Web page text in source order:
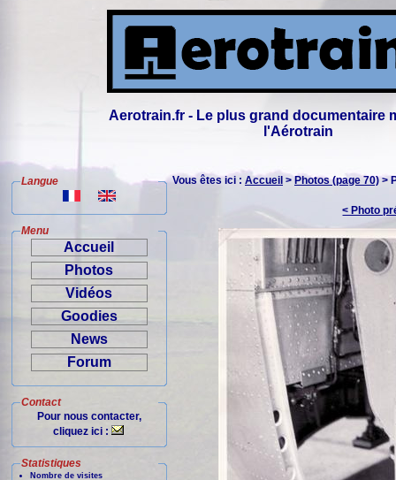
Aerotrain.fr - Le plus grand documentaire
l'Aérotrain
Langue
Menu
Accueil
Photos
Vidéos
Goodies
News
Forum
Contact
Pour nous contacter,
cliquez ici :
Statistiques
Nombre de visites
Vous êtes ici : Accueil > Photos (page 70) >
< Photo